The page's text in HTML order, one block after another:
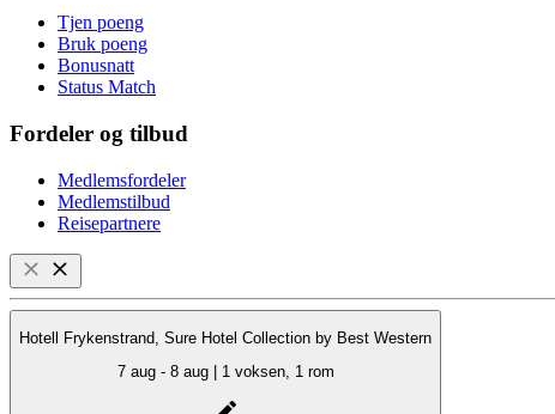
Tjen poeng
Bruk poeng
Bonusnatt
Status Match
Fordeler og tilbud
Medlemsfordeler
Medlemstilbud
Reisepartnere
Hotell Frykenstrand, Sure Hotel Collection by Best Western
7 aug - 8 aug | 1 voksen, 1 rom